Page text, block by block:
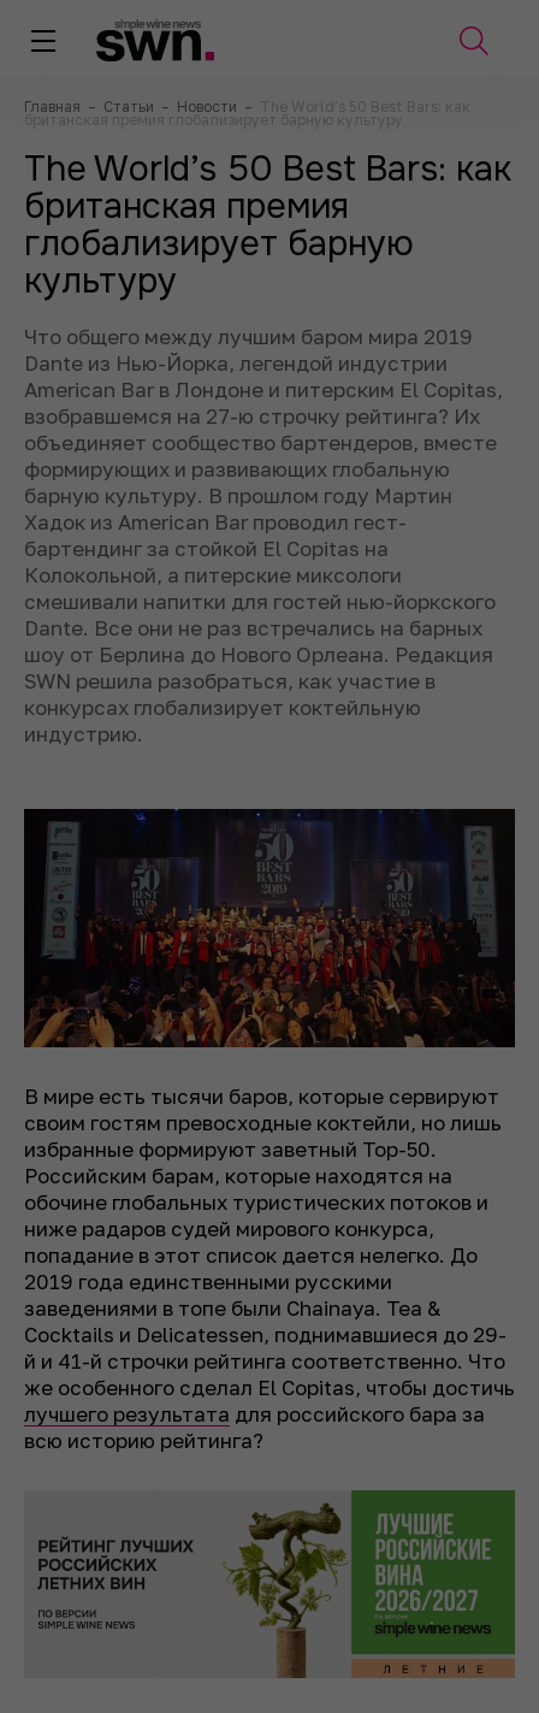
Главная – Статьи – Новости – The World’s 50 Best Bars: как
британская премия глобализирует барную культуру
The World’s 50 Best Bars: как
британская премия
глобализирует барную
культуру
Что общего между лучшим баром мира 2019
Dante из Нью-Йорка, легендой индустрии
American Bar в Лондоне и питерским El Copitas,
взобравшемся на 27-ю строчку рейтинга? Их
объединяет сообщество бартендеров, вместе
формирующих и развивающих глобальную
барную культуру. В прошлом году Мартин
Хадок из American Bar проводил гест-
бартендинг за стойкой El Copitas на
Колокольной, а питерские миксологи
смешивали напитки для гостей нью-йоркского
Dante. Все они не раз встречались на барных
шоу от Берлина до Нового Орлеана. Редакция
SWN решила разобраться, как участие в
конкурсах глобализирует коктейльную
индустрию.
В мире есть тысячи баров, которые сервируют
своим гостям превосходные коктейли, но лишь
избранные формируют заветный Top-50.
Российским барам, которые находятся на
обочине глобальных туристических потоков и
ниже радаров судей мирового конкурса,
попадание в этот список дается нелегко. До
2019 года единственными русскими
заведениями в топе были Chainaya. Tea &
Cocktails и Delicatessen, поднимавшиеся до 29-
й и 41-й строчки рейтинга соответственно. Что
же особенного сделал El Copitas, чтобы достичь
лучшего результата для российского бара за
всю историю рейтинга?